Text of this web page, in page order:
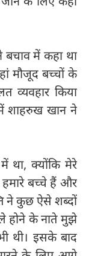
में कहा था
मौजूद बच्चों के
व्यवहार किया
शाहरुख खान ने
था, क्योंकि मेरे
बच्चे हैं और
ने कुछ ऐसे शब्दों
होने के नाते मुझे
थी। इसके बाद